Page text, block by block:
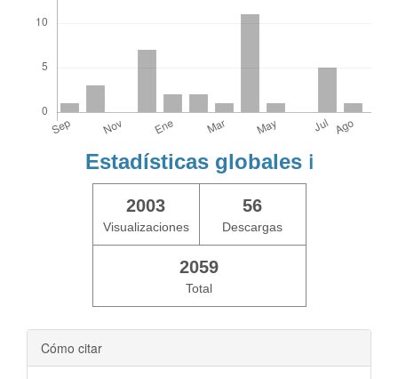
Estadísticas globales ℹ️
2003
Visualizaciones
56
Descargas
2059
Total
Cómo citar